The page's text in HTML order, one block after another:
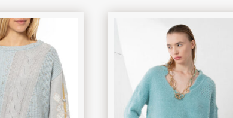
Grau bildet einen
Kontrast zu der
Basis und
Modell einen
und zugleich
Look. Die
Knopfleiste am
Camouflage-Muster in
Beige- und Grautönen
dem Modell eine
Textur, während die
Ärmelabschlüsse für
stilvollen Kontrast sorgen.
lockere Schnitt und